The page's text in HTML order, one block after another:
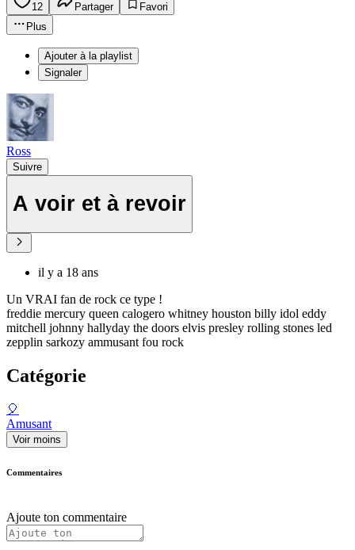
12 Partager
Favori
Plus
Ajouter à la playlist
Signaler
Ross
Suivre
A voir et à revoir
il y a 18 ans
Un VRAI fan de rock ce type !
freddie mercury queen calogero whitney houston billy idol eddy
mitchell johnny hallyday the doors elvis presley rolling stones led
zepplin sarkozy ammusant fou rock
Catégorie
🎈
Amusant
Voir moins
Commentaires
Ajoute ton commentaire